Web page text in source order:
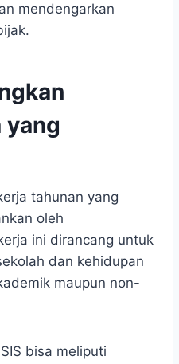
mendengarkan
yang
tahunan yang
oleh
ini dirancang untuk
dan kehidupan
maupun non-
bisa meliputi